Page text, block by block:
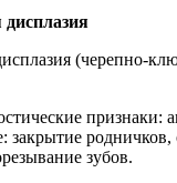
(черепно-
признаки:
закрытие
зубов.